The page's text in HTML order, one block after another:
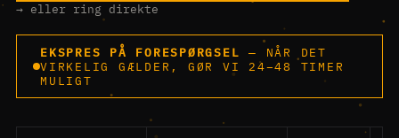
→ eller ring direkte
EKSPRES PÅ FORESPØRGSEL — NÅR DET
VIRKELIG GÆLDER, GØR VI 24–48 TIMER
MULIGT